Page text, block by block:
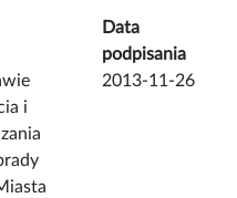
Data
podpisania
i
2013-11-26